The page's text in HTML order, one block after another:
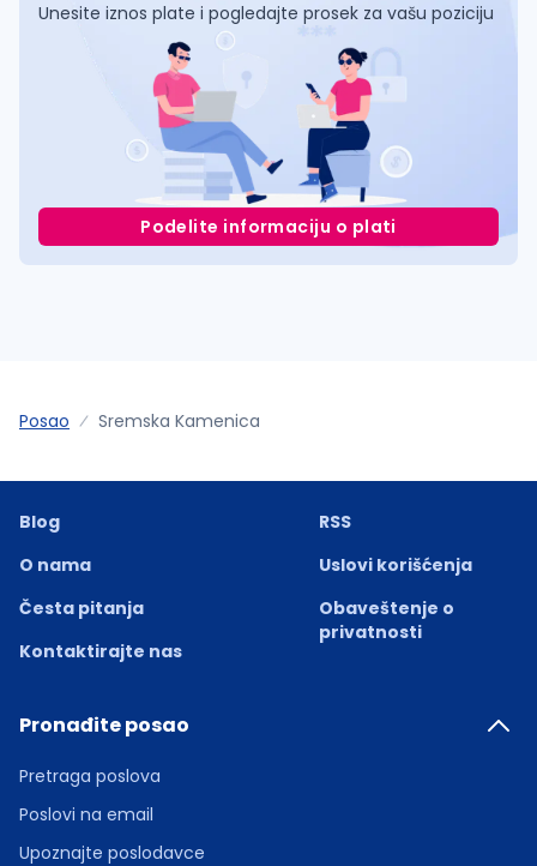
Unesite iznos plate i pogledajte prosek za vašu poziciju
Podelite informaciju o plati
Posao Sremska Kamenica
Blog
O nama
Česta pitanja
Kontaktirajte nas
RSS
Uslovi korišćenja
Obaveštenje o
privatnosti
Pronađite posao
Pretraga poslova
Poslovi na email
Upoznajte poslodavce